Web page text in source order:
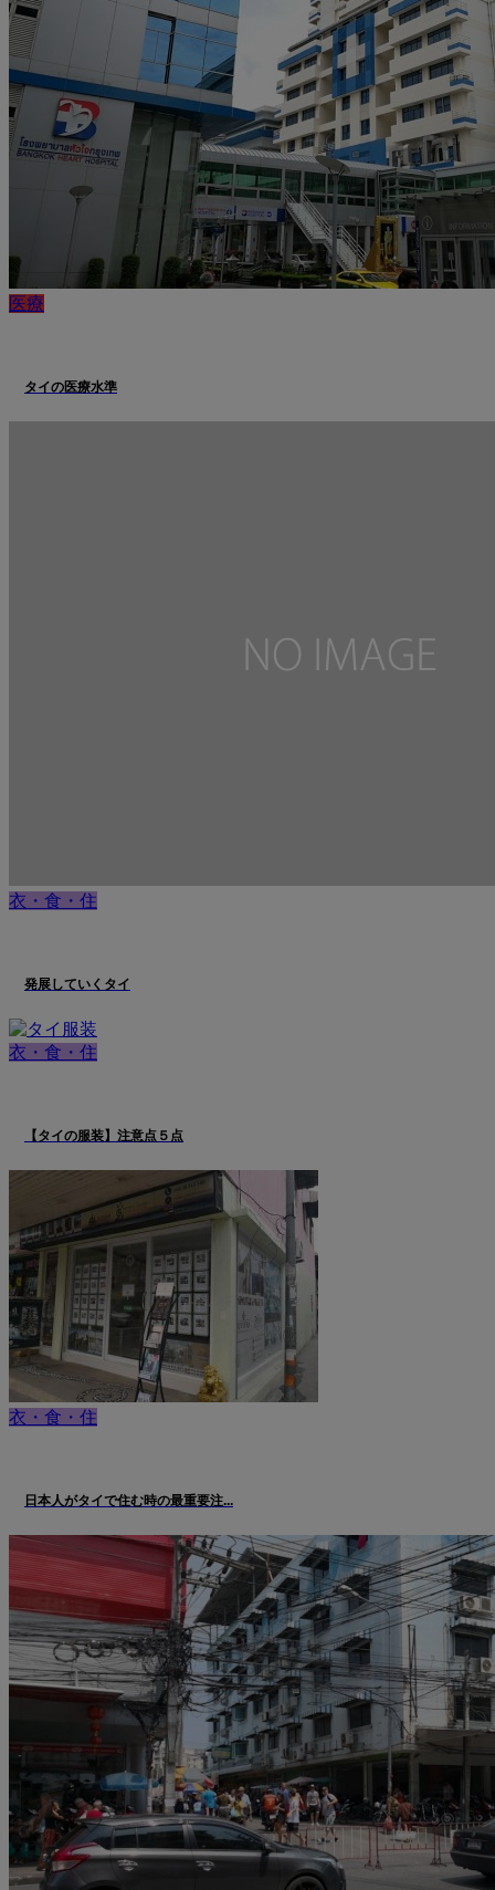
医療
タイの医療水準
衣・食・住
発展していくタイ
衣・食・住
【タイの服装】注意点５点
衣・食・住
日本人がタイで住む時の最重要注...